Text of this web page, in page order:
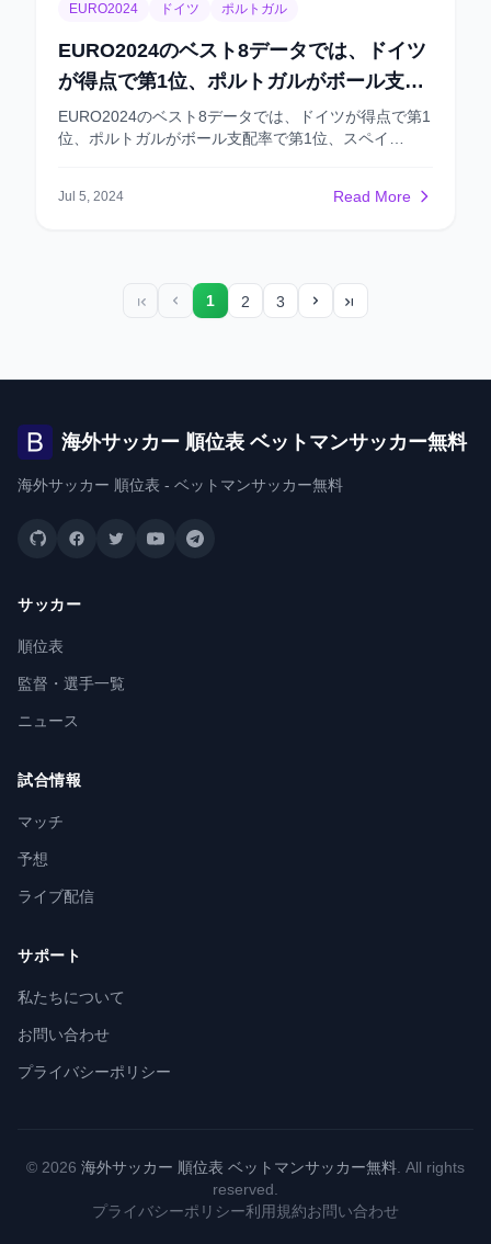
EURO2024 ドイツ ポルトガル
EURO2024のベスト8データでは、ドイツ
が得点で第1位、ポルトガルがボール支配
率で第1位、スペイン……
EURO2024のベスト8データでは、ドイツが得点で第1
位、ポルトガルがボール支配率で第1位、スペイ
Jul 5, 2024 Read More
最初のページ
前のページ
1 2 3 次のページ最後のページ
海外サッカー 順位表 ベットマンサッカー無料
海外サッカー 順位表 - ベットマンサッカー無料
サッカー
順位表
監督・選手一覧
ニュース
試合情報
マッチ
予想
ライブ配信
サポート
私たちについて
お問い合わせ
プライバシーポリシー
© 2026 海外サッカー 順位表 ベットマンサッカー無料 . All rights
reserved.
プライバシーポリシー利用規約お問い合わせ